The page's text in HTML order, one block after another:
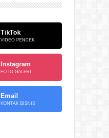
TikTok
VIDEO PENDEK
Instagram
FOTO GALERI
Email
KONTAK BISNIS